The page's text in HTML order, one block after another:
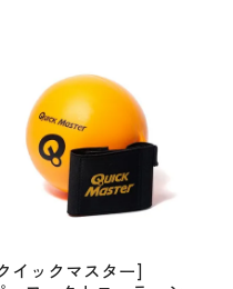
イックマスター]